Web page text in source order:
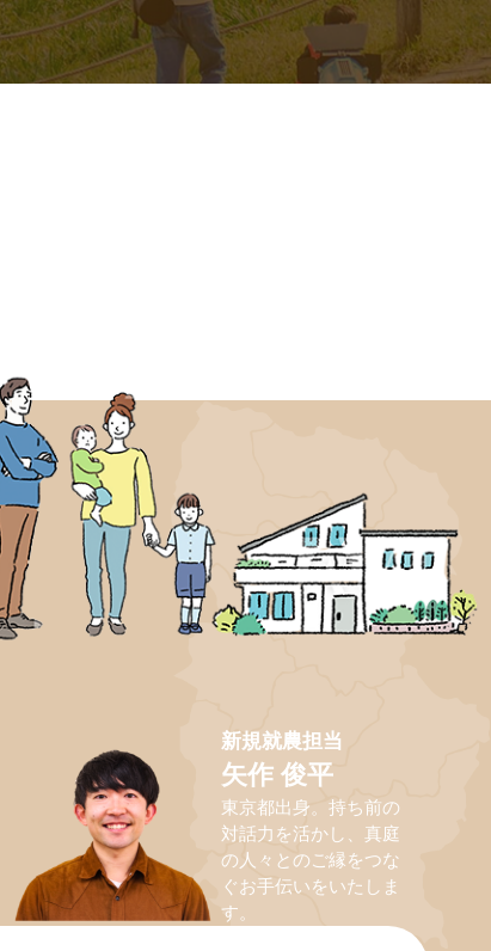
新規就農担当
矢作 俊平
東京都出身。持ち前の
対話力を活かし、真庭
の人々とのご縁をつな
ぐお手伝いをいたしま
す。